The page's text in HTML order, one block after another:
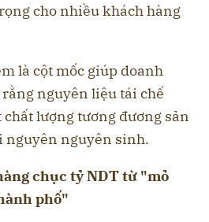
cho nhiều khách hàng
là cột mốc giúp doanh
nguyên liệu tái chế
lượng tương đương sản
nguyên nguyên sinh.
chục tỷ NDT từ "mỏ
phố"